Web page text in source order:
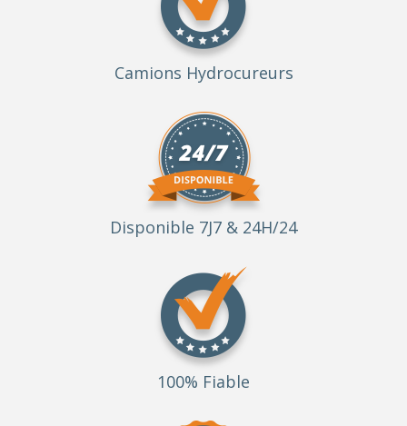
Camions Hydrocureurs
Disponible 7J7 & 24H/24
100% Fiable